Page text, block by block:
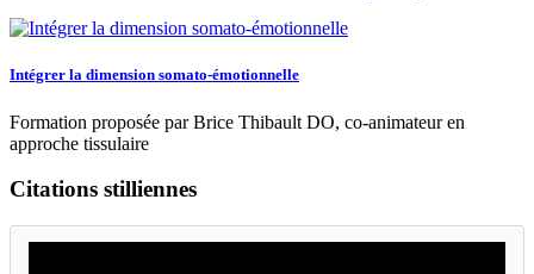
Intégrer la dimension somato-émotionnelle
Formation proposée par Brice Thibault DO, co-animateur en
approche tissulaire
Citations stilliennes